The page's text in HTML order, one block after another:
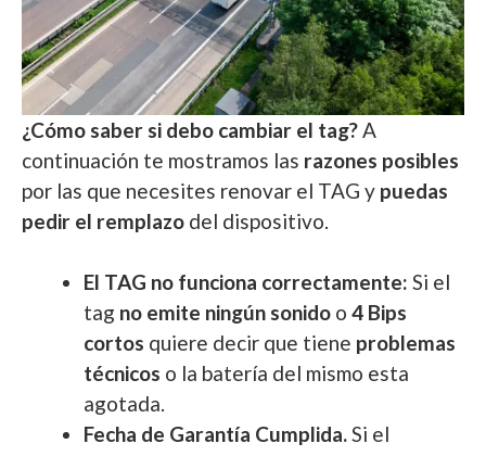
¿Cómo saber si debo cambiar el tag? A
continuación te mostramos las razones posibles
por las que necesites renovar el TAG y puedas
pedir el remplazo del dispositivo.
El TAG no funciona correctamente: Si el
tag no emite ningún sonido o 4 Bips
cortos quiere decir que tiene problemas
técnicos o la batería del mismo esta
agotada.
Fecha de Garantía Cumplida.Si el